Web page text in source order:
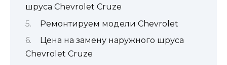
шруса Chevrolet Cruze
Ремонтируем модели Chevrolet
Цена на замену наружного шруса
Chevrolet Cruze